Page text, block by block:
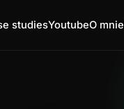
studiesYoutubeO mnie